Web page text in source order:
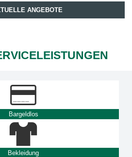
ANGEBOTE
Bargeldlos
Bekleidung